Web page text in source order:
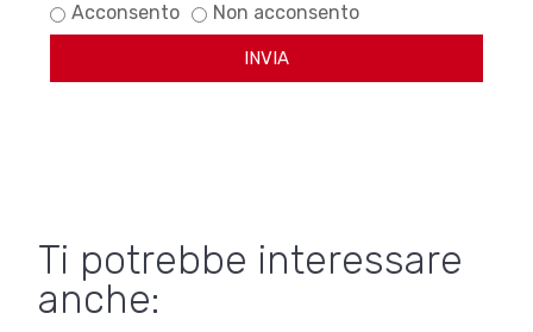
Acconsento Non acconsento
INVIA
Ti potrebbe interessare
anche: